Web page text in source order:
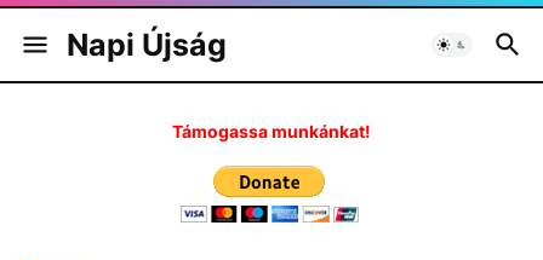
Napi Újság
Támogassa munkánkat!